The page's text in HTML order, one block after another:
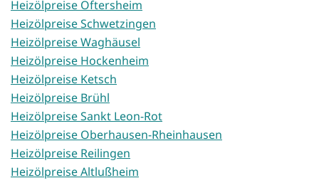
Heizölpreise Oftersheim
Heizölpreise Schwetzingen
Heizölpreise Waghäusel
Heizölpreise Hockenheim
Heizölpreise Ketsch
Heizölpreise Brühl
Heizölpreise Sankt Leon-Rot
Heizölpreise Oberhausen-Rheinhausen
Heizölpreise Reilingen
Heizölpreise Altlußheim